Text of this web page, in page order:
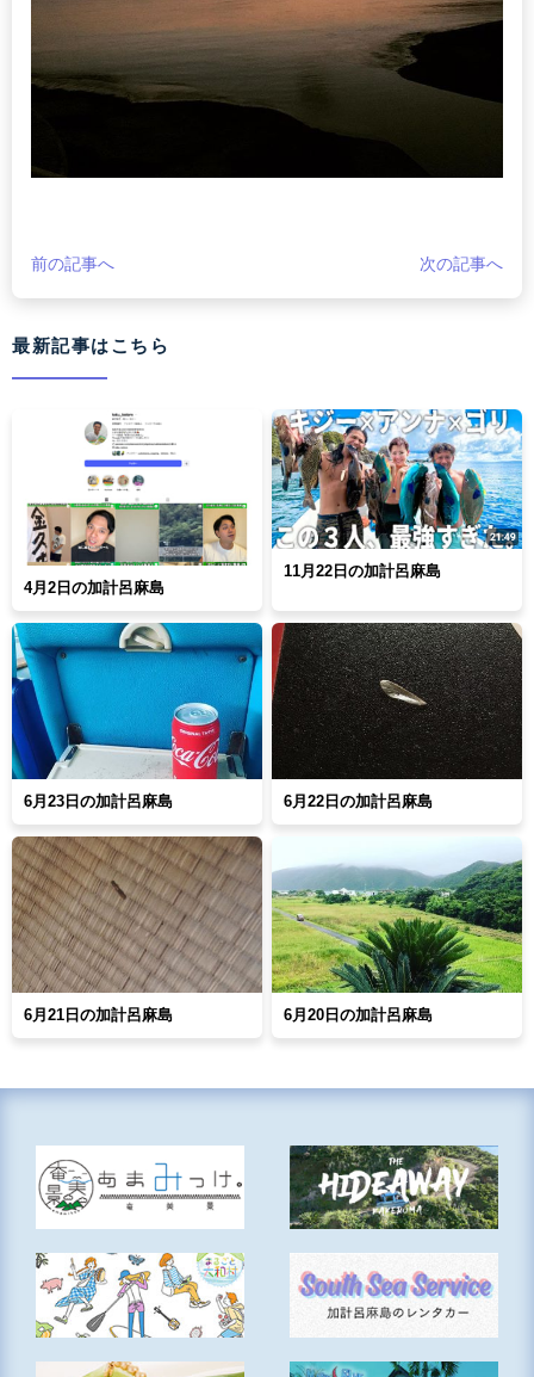
前の記事へ 次の記事へ
最新記事はこちら
4月2日の加計呂麻島
11月22日の加計呂麻島
6月23日の加計呂麻島 6月22日の加計呂麻島
6月21日の加計呂麻島 6月20日の加計呂麻島